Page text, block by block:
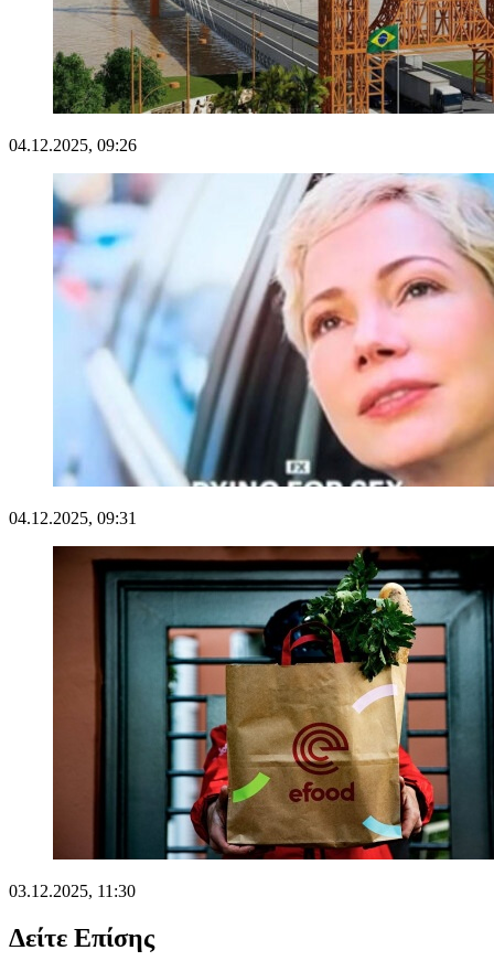
04.12.2025, 09:26
04.12.2025, 09:31
03.12.2025, 11:30
Δείτε Επίσης